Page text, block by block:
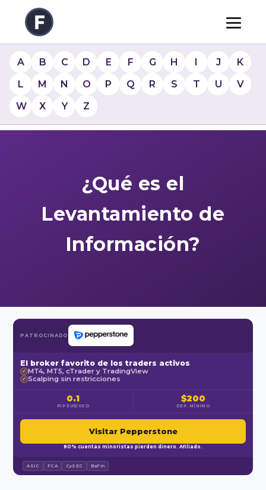
A B C D E F G H I J
K
L
M N O P Q R S T U
V
W
X Y Z
¿Qué es el
Levantamiento de
Información?
PATROCINADO
El broker favorito de los traders activos
✓ MT4, MT5, cTrader y TradingView
✓ Scalping sin restricciones
0.1
PIP EUR/USD
$200
DEP. MÍNIMO
Visitar Pepperstone
80% cuentas minoristas pierden dinero. Afiliado.
ASIC FCA CySEC BaFin